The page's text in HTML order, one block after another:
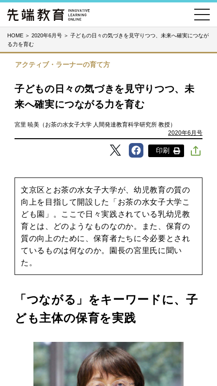
HOME ＞ 2020年6月号 ＞ 子どもの日々の気づきを見守りつつ、未来へ確実につなが
る力を育む
アクティブ・ラーナーの育て方
子どもの日々の気づきを見守りつつ、未
来へ確実につながる力を育む
宮里 暁美（お茶の水女子大学 人間発達教育科学研究所 教授）
2020年6月号
印刷
文京区とお茶の水女子大学が、幼児教育の質の
向上を目指して開設した「お茶の水女子大学こ
ども園」。ここで日々実践されている乳幼児教
育とは、どのようなものなのか。また、保育の
質の向上のために、保育者たちに今必要とされ
ているものは何なのか。園長の宮里氏に聞い
た。
「つながる」をキーワードに、子
ども主体の保育を実践